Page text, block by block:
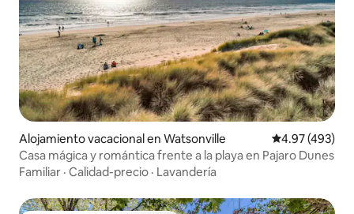
Alojamiento vacacional en Watsonville Calificación
4.97 (493)
Casa mágica y romántica frente a la playa en Pajaro Dunes
Familiar · Calidad-precio · Lavandería